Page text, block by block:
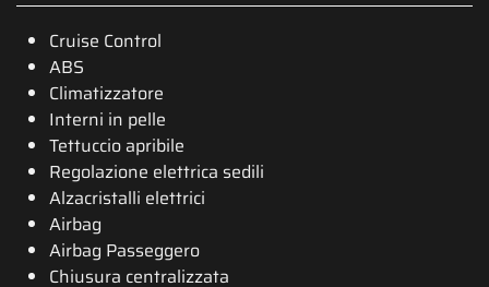
Cruise Control
ABS
Climatizzatore
Interni in pelle
Tettuccio apribile
Regolazione elettrica sedili
Alzacristalli elettrici
Airbag
Airbag Passeggero
Chiusura centralizzata